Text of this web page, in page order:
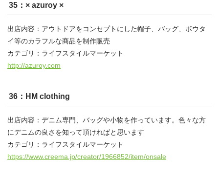
35：× azuroy ×
出店内容：アウトドアをコンセプトにした帽子、バッグ、ボウタ
イ等のカラフルな商品を制作販売
カテゴリ：ライフスタイルマーケット
http://azuroy.com
36：HM clothing
出店内容：デニム専門、バッグや小物を作っています。色々な方
にデニムの良さを知って頂ければと思います
カテゴリ：ライフスタイルマーケット
https://www.creema.jp/creator/1966852/item/onsale